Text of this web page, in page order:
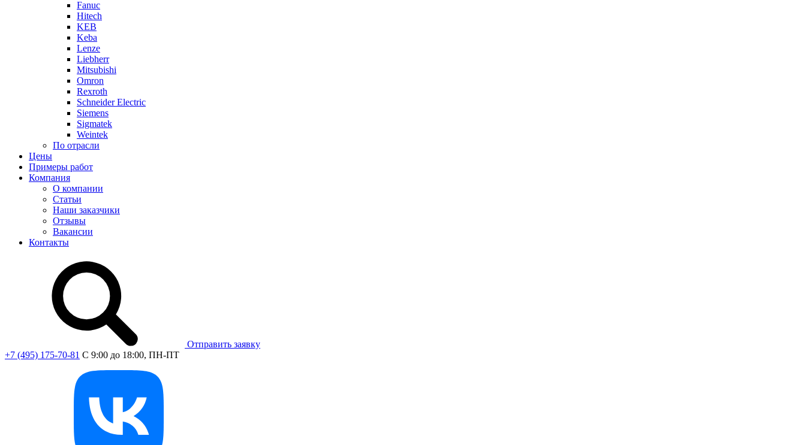
Fanuc
Hitech
KEB
Keba
Lenze
Liebherr
Mitsubishi
Omron
Rexroth
Schneider Electric
Siemens
Sigmatek
Weintek
По отрасли
Цены
Примеры работ
Компания
О компании
Статьи
Наши заказчики
Отзывы
Вакансии
Контакты
Отправить заявку
+7 (495) 175-70-81 C 9:00 до 18:00, ПН-ПТ